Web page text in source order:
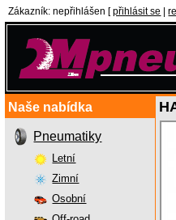
Zákazník: nepřihlášen [přihlásit se |
Naše nabídka
Pneumatiky
Letní
Zimní
Osobní